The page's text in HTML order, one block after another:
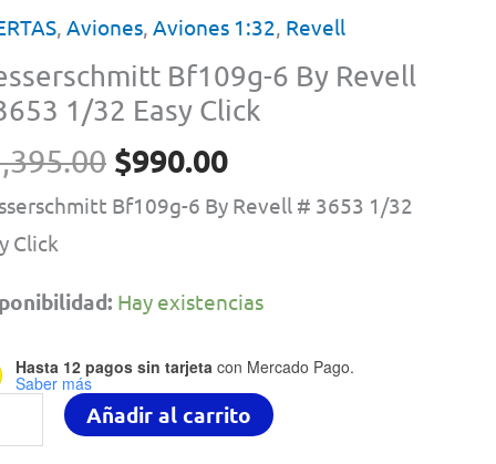
, Aviones, Aviones 1:32, Revell
Bf109g-6 By Revell
1/32 Easy Click
El
precio
$1,395.00.
$990.00El
precio
$990.00.
Bf109g-6 By Revell # 3653 1/32
Click
Hay existencias
Hasta 12 pagos sin tarjetacon Mercado Pago.
Saber más
Añadir al carrito